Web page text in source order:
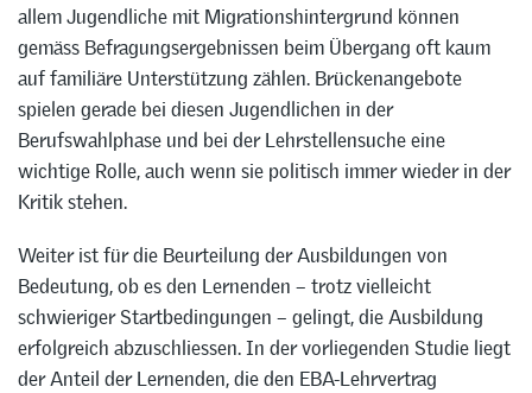
allem Jugendliche mit Migrationshintergrund können
gemäss Befragungsergebnissen beim Übergang oft kaum
auf familiäre Unterstützung zählen. Brückenangebote
spielen gerade bei diesen Jugendlichen in der
Berufswahlphase und bei der Lehrstellensuche eine
wichtige Rolle, auch wenn sie politisch immer wieder in der
Kritik stehen.
Weiter ist für die Beurteilung der Ausbildungen von
Bedeutung, ob es den Lernenden – trotz vielleicht
schwieriger Startbedingungen – gelingt, die Ausbildung
erfolgreich abzuschliessen. In der vorliegenden Studie liegt
der Anteil der Lernenden, die den EBA-Lehrvertrag